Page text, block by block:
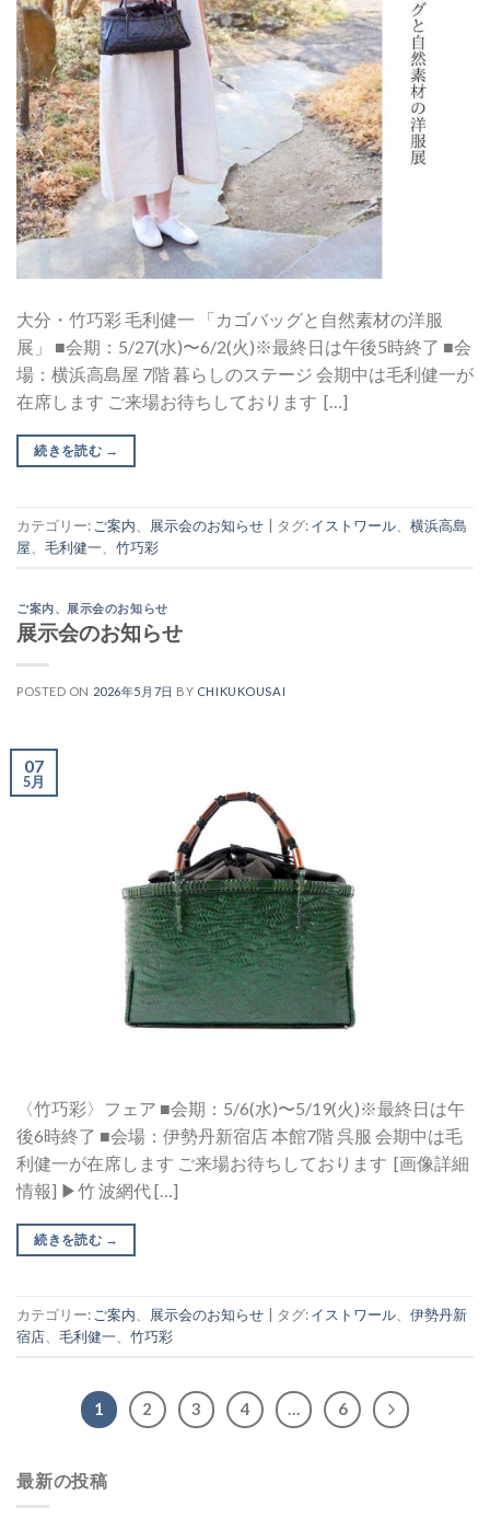
大分・竹巧彩 毛利健一 「カゴバッグと自然素材の洋服
展」 ■会期：5/27(水)〜6/2(火)※最終日は午後5時終了 ■会
場：横浜高島屋 7階 暮らしのステージ 会期中は毛利健一が
在席します ご来場お待ちしております […]
続きを読む →
カテゴリー: ご案内 展示会のお知らせ タグ:イストワール
横浜高島
屋
毛利健一 竹巧彩
ご案内、 展示会のお知らせ
展示会のお知らせ
POSTED ON 2026年5月7日 BY CHIKUKOUSAI
07
5月
〈竹巧彩〉フェア ■会期：5/6(水)〜5/19(火)※最終日は午
後6時終了 ■会場：伊勢丹新宿店 本館7階 呉服 会期中は毛
利健一が在席します ご来場お待ちしております [画像詳細
情報] ▶︎竹 波網代 […]
続きを読む →
カテゴリー:ご案内、 展示会のお知らせ タグ:イストワール、 伊勢丹新
宿店、 毛利健一、 竹巧彩
1 2 3 4 … 6
最新の投稿